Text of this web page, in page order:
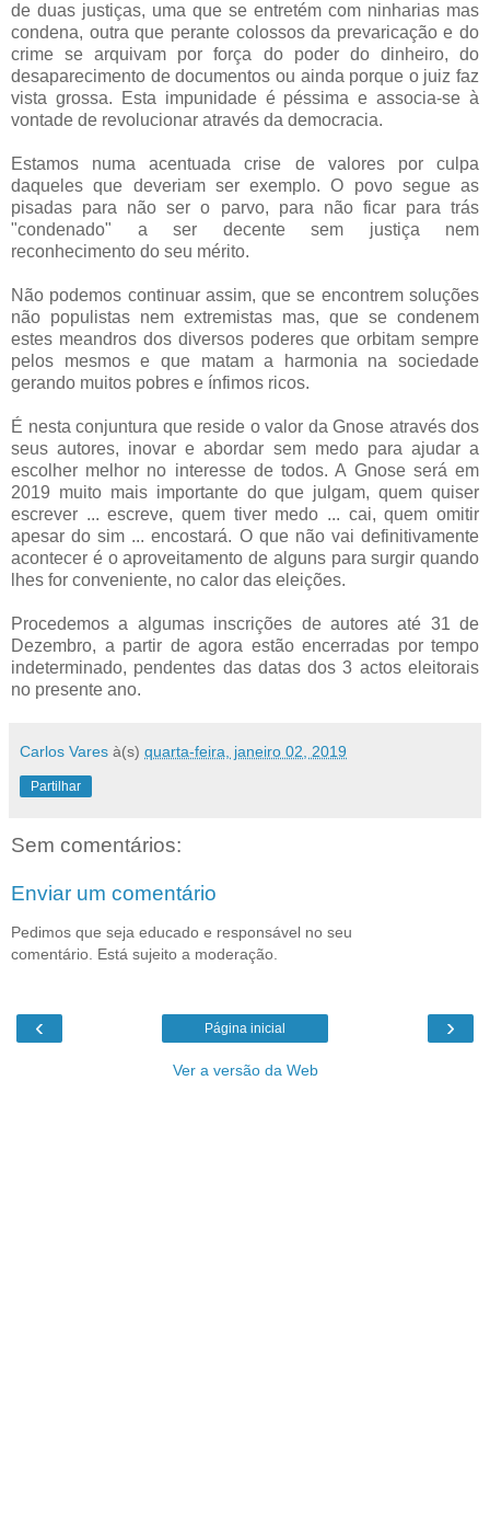
de duas justiças, uma que se entretém com ninharias mas
condena, outra que perante colossos da prevaricação e do
crime se arquivam por força do poder do dinheiro, do
desaparecimento de documentos ou ainda porque o juiz faz
vista grossa. Esta impunidade é péssima e associa-se à
vontade de revolucionar através da democracia.
Estamos numa acentuada crise de valores por culpa
daqueles que deveriam ser exemplo. O povo segue as
pisadas para não ser o parvo, para não ficar para trás
"condenado" a ser decente sem justiça nem
reconhecimento do seu mérito.
Não podemos continuar assim, que se encontrem soluções
não populistas nem extremistas mas, que se condenem
estes meandros dos diversos poderes que orbitam sempre
pelos mesmos e que matam a harmonia na sociedade
gerando muitos pobres e ínfimos ricos.
É nesta conjuntura que reside o valor da Gnose através dos
seus autores, inovar e abordar sem medo para ajudar a
escolher melhor no interesse de todos. A Gnose será em
2019 muito mais importante do que julgam, quem quiser
escrever ... escreve, quem tiver medo ... cai, quem omitir
apesar do sim ... encostará. O que não vai definitivamente
acontecer é o aproveitamento de alguns para surgir quando
lhes for conveniente, no calor das eleições.
Procedemos a algumas inscrições de autores até 31 de
Dezembro, a partir de agora estão encerradas por tempo
indeterminado, pendentes das datas dos 3 actos eleitorais
no presente ano.
Carlos Vares à(s) quarta-feira, janeiro 02, 2019
Partilhar
Sem comentários:
Enviar um comentário
Pedimos que seja educado e responsável no seu
comentário. Está sujeito a moderação.
‹ ›
Página inicial
Ver a versão da Web